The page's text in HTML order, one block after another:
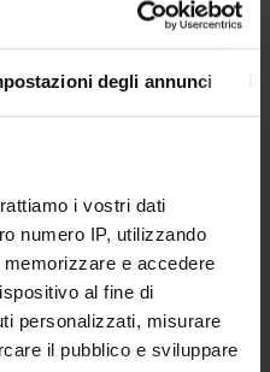
degli annunci
i vostri dati
numero IP, utilizzando
e accedere
al fine di
personalizzati, misurare
il pubblico e sviluppare